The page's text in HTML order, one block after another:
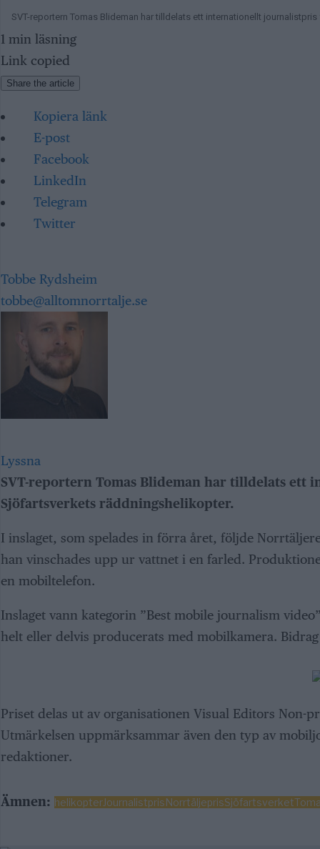
SVT-reportern Tomas Blideman har tilldelats ett internationellt
1 min läsning
Link copied
Share the article
Kopiera länk
E-post
Facebook
LinkedIn
Telegram
Twitter
Tobbe Rydsheim
tobbe@alltomnorrtalje.se
Lyssna
SVT-reportern Tomas Blideman har tilldelats
Sjöfartsverkets räddningshelikopter.
I inslaget, som spelades in förra året, följde
han vinschades upp ur vattnet i en farled.
en mobiltelefon.
Inslaget vann kategorin ”Best mobile journalism
helt eller delvis producerats med mobilkamera.
Priset delas ut av organisationen Visual Editors Non-
Utmärkelsen uppmärksammar även den typ av
redaktioner.
Ämnen: helikopterJournalistprisNorrtäljeprisSjöfartsverket